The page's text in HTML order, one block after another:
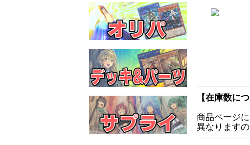
【在庫数につ
商品ページ
異なります